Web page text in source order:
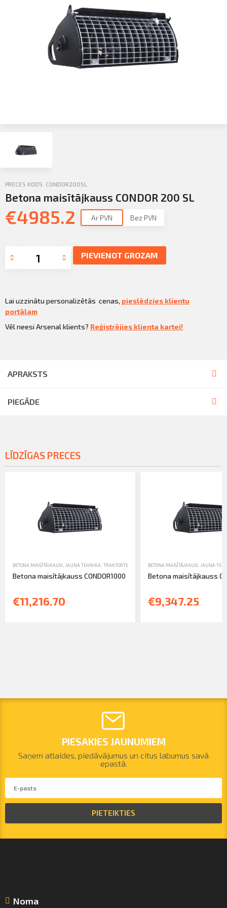
PIETEIKTIES
PRECES KODS: CONDOR200SL
Betona maisītājkauss CONDOR 200 SL
€4985.2 Ar PVN Bez PVN
PIEVIENOT GROZAM
Lai uzzinātu personalizētās cenas, pieslēdzies klientu
portālam
Vēl neesi Arsenal klients? Reģistrējies klienta kartei!
APRAKSTS
PIEGĀDE
LĪDZĪGAS PRECES
BETONA MAISĪTĀJKAUSI JAUNA TEHNIKA TRAKTORTEHNIKAS UZKARES UN APRĪKOJUMS
Betona maisītājkauss CONDOR1000
€11,216.70
BETONA MAISĪTĀJKAUSI JAUNA
Betona maisītājkauss
€9,347.25
PIESAKIES JAUNUMIEM
Saņem atlaides, piedāvājumus un citus labumus savā
epastā.
PIETEIKTIES
Noma